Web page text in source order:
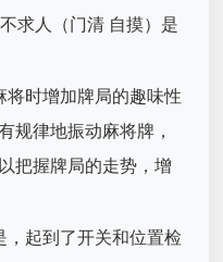
求人（门清 自摸）是
将时增加牌局的趣味性
规律地振动麻将牌，
把握牌局的走势，增
，起到了开关和位置检